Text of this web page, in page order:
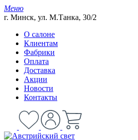
Меню
г. Минск, ул. М.Танка, 30/2
О салоне
Клиентам
Фабрики
Оплата
Доставка
Акции
Новости
Контакты